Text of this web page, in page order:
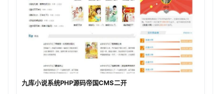
九库小说系统PHP源码帝国CMS二开